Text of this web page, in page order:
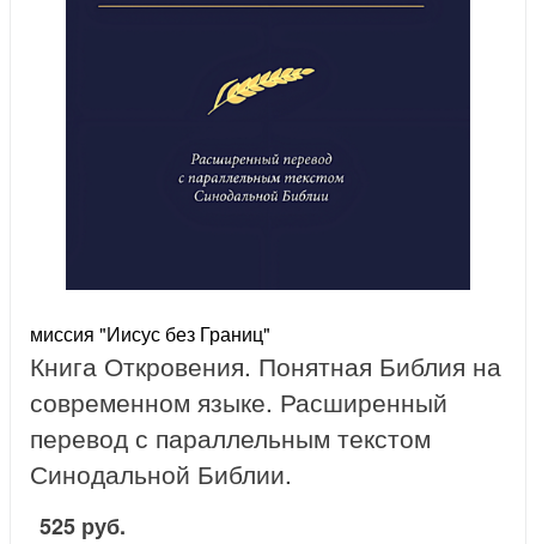
миссия "Иисус без Границ"
Книга Откровения. Понятная Библия на
современном языке. Расширенный
перевод с параллельным текстом
Синодальной Библии.
525 руб.